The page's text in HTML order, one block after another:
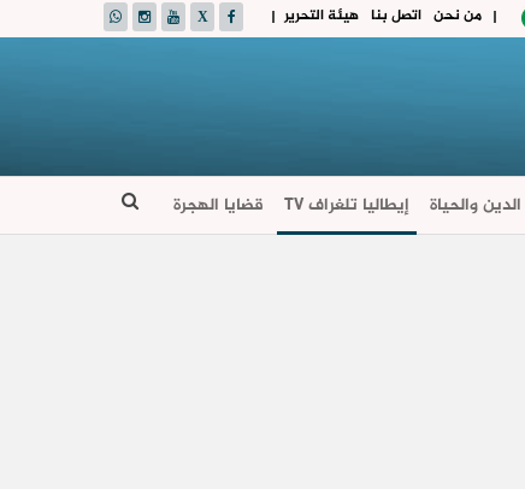
| هيئة التحرير اتصل بنا من نحن |
الدين والحياة إيطاليا تلغراف TV قضايا الهجرة